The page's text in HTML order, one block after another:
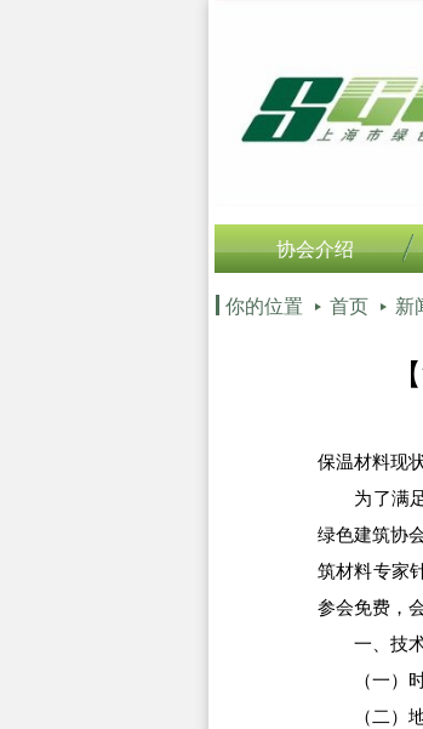
协会介绍
你的位置 首页 新
保温材料现
为了满足
绿色建筑协
筑材料专家
参会免费，
一、 技
（一）时
（二）地